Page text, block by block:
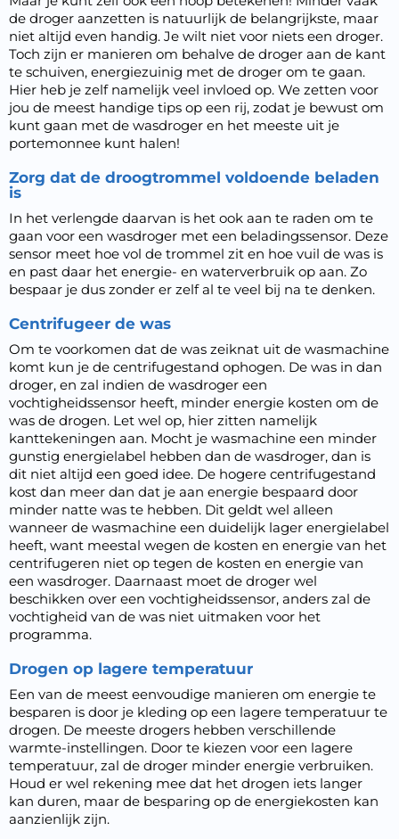
de droger aanzetten is natuurlijk de belangrijkste, maar
niet altijd even handig. Je wilt niet voor niets een droger.
Toch zijn er manieren om behalve de droger aan de kant
te schuiven, energiezuinig met de droger om te gaan.
Hier heb je zelf namelijk veel invloed op. We zetten voor
jou de meest handige tips op een rij, zodat je bewust om
kunt gaan met de wasdroger en het meeste uit je
portemonnee kunt halen!
Zorg dat de droogtrommel voldoende beladen
is
In het verlengde daarvan is het ook aan te raden om te
gaan voor een wasdroger met een beladingssensor. Deze
sensor meet hoe vol de trommel zit en hoe vuil de was is
en past daar het energie- en waterverbruik op aan. Zo
bespaar je dus zonder er zelf al te veel bij na te denken.
Centrifugeer de was
Om te voorkomen dat de was zeiknat uit de wasmachine
komt kun je de centrifugestand ophogen. De was in dan
droger, en zal indien de wasdroger een
vochtigheidssensor heeft, minder energie kosten om de
was de drogen. Let wel op, hier zitten namelijk
kanttekeningen aan. Mocht je wasmachine een minder
gunstig energielabel hebben dan de wasdroger, dan is
dit niet altijd een goed idee. De hogere centrifugestand
kost dan meer dan dat je aan energie bespaard door
minder natte was te hebben. Dit geldt wel alleen
wanneer de wasmachine een duidelijk lager energielabel
heeft, want meestal wegen de kosten en energie van het
centrifugeren niet op tegen de kosten en energie van
een wasdroger. Daarnaast moet de droger wel
beschikken over een vochtigheidssensor, anders zal de
vochtigheid van de was niet uitmaken voor het
programma.
Drogen op lagere temperatuur
Een van de meest eenvoudige manieren om energie te
besparen is door je kleding op een lagere temperatuur te
drogen. De meeste drogers hebben verschillende
warmte-instellingen. Door te kiezen voor een lagere
temperatuur, zal de droger minder energie verbruiken.
Houd er wel rekening mee dat het drogen iets langer
kan duren, maar de besparing op de energiekosten kan
aanzienlijk zijn.